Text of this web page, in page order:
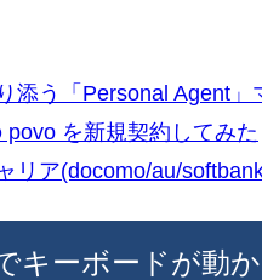
添う「Personal Agent」
povo を新規契約してみた
リア(docomo/au/
キーボードが動